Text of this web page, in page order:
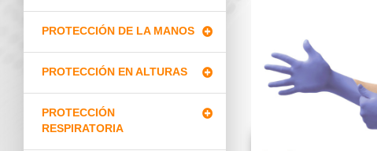
PROTECCIÓN DE LA MANOS
PROTECCIÓN EN ALTURAS
PROTECCIÓN
RESPIRATORIA